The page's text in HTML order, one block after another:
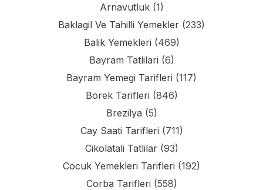
Arnavutluk(1)
Baklagil Ve Tahilli Yemekler (233)
Balik Yemekleri (469)
Bayram Tatlilari (6)
Bayram Yemegi Tarifleri (117)
Borek Tarifleri (846)
Brezilya (5)
Cay Saati Tarifleri (711)
Cikolatali Tatlilar(93)
Cocuk Yemekleri Tarifleri (192)
Corba Tarifleri (558)